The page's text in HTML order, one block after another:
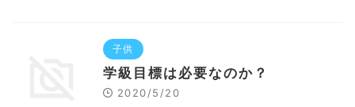
子供
学級目標は必要なのか？
2020/5/20